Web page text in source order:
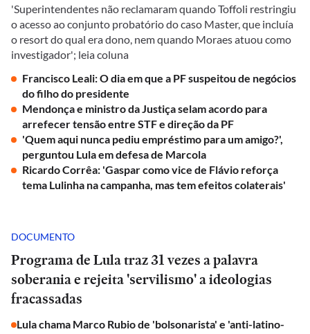
'Superintendentes não reclamaram quando Toffoli restringiu
o acesso ao conjunto probatório do caso Master, que incluía
o resort do qual era dono, nem quando Moraes atuou como
investigador'; leia coluna
Francisco Leali: O dia em que a PF suspeitou de negócios
do filho do presidente
Mendonça e ministro da Justiça selam acordo para
arrefecer tensão entre STF e direção da PF
'Quem aqui nunca pediu empréstimo para um amigo?',
perguntou Lula em defesa de Marcola
Ricardo Corrêa: 'Gaspar como vice de Flávio reforça
tema Lulinha na campanha, mas tem efeitos colaterais'
DOCUMENTO
Programa de Lula traz 31 vezes a palavra
soberania e rejeita 'servilismo' a ideologias
fracassadas
Lula chama Marco Rubio de 'bolsonarista' e 'anti-latino-